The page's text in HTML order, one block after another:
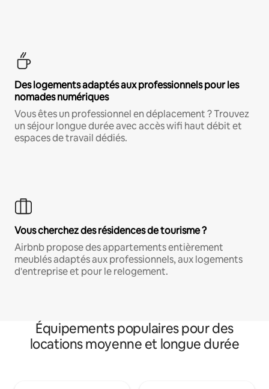
Des logements adaptés aux professionnels pour les
nomades numériques
Vous êtes un professionnel en déplacement ? Trouvez
un séjour longue durée avec accès wifi haut débit et
espaces de travail dédiés.
Vous cherchez des résidences de tourisme ?
Airbnb propose des appartements entièrement
meublés adaptés aux professionnels, aux logements
d'entreprise et pour le relogement.
Équipements populaires pour des
locations moyenne et longue durée